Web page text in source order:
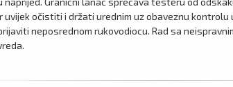
uvijek očistiti i držati urednim uz obaveznu kontrolu
neposrednom rukovodiocu. Rad sa